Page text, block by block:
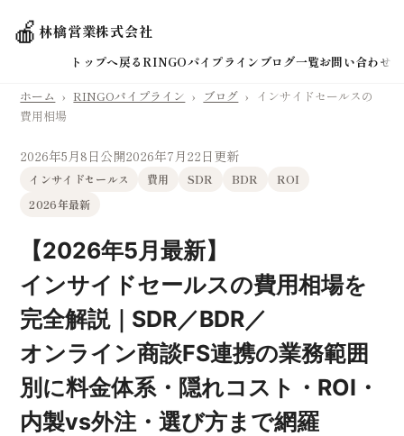
🍎林檎営業株式会社
トップへ戻るRINGOパイプライン ブログ一覧お問い合わせ
ホーム › RINGOパイプライン › ブログ › インサイドセールスの
費用相場
2026年5月8日公開2026年7月22日更新
インサイドセールス 費用 SDR BDR
ROI
2026年最新
【2026年5月最新】
インサイドセールスの費用相場を
完全解説｜SDR／BDR／
オンライン商談FS連携の業務範囲
別に料金体系・隠れコスト・ROI・
内製vs外注・選び方まで網羅